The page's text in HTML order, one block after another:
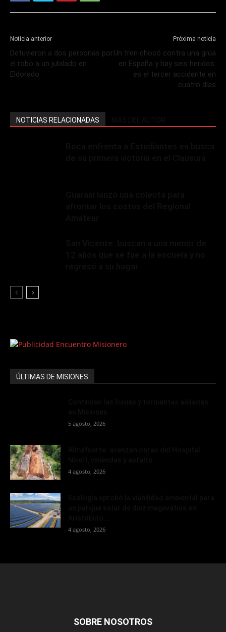
Noticia anterior
Detuvieron a dos personas por
el robo a un jubilado en
Eldorado
Próxima noticia
Un tren chocó contra una grúa
en España y hay seis heridos:
es el tercer accidente en
cuatro días
NOTICIAS RELACIONADAS
ÚLTIMAS DE MISIONES
5 agosto, 2026
4 agosto, 2026
4 agosto, 2026
SOBRE NOSOTROS